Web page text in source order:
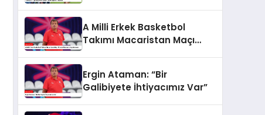
A Milli Erkek Basketbol
Takımı Macaristan Maçı
Ergin Ataman: “Bir
Galibiyete İhtiyacımız Var”